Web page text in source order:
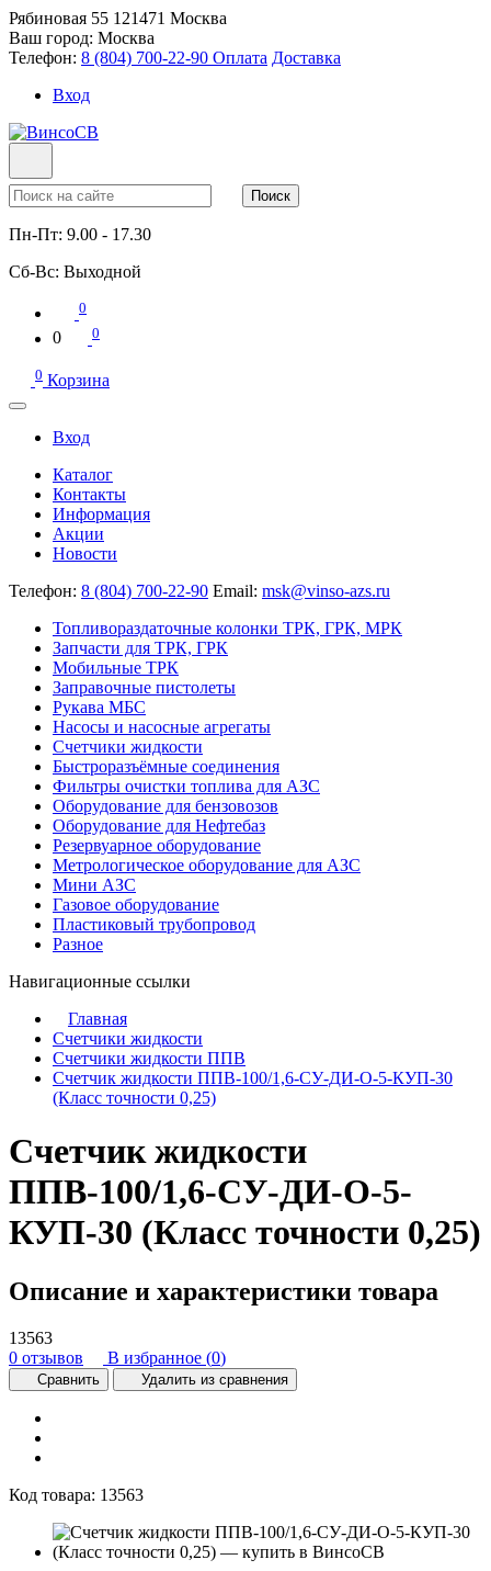
Рябиновая 55 121471 Москва
Ваш город: Москва
Телефон: 8 (804) 700-22-90 Оплата Доставка
Вход
Поиск
Пн-Пт: 9.00 - 17.30
Сб-Вс: Выходной
0
0 0
0 Корзина
Вход
Каталог
Контакты
Информация
Акции
Новости
Телефон: 8 (804) 700-22-90 Email: msk@vinso-azs.ru
Топливораздаточные колонки ТРК, ГРК, МРК
Запчасти для ТРК, ГРК
Мобильные ТРК
Заправочные пистолеты
Рукава МБС
Насосы и насосные агрегаты
Счетчики жидкости
Быстроразъёмные соединения
Фильтры очистки топлива для АЗС
Оборудование для бензовозов
Оборудование для Нефтебаз
Резервуарное оборудование
Метрологическое оборудование для АЗС
Мини АЗС
Газовое оборудование
Пластиковый трубопровод
Разное
Навигационные ссылки
Главная
Счетчики жидкости
Счетчики жидкости ППВ
Счетчик жидкости ППВ-100/1,6-СУ-ДИ-О-5-КУП-30
(Класс точности 0,25)
Счетчик жидкости
ППВ-100/1,6-СУ-ДИ-О-5-
КУП-30 (Класс точности 0,25)
Описание и характеристики товара
13563
0 отзывов
В избранное (0)
Сравнить Удалить из сравнения
Код товара: 13563